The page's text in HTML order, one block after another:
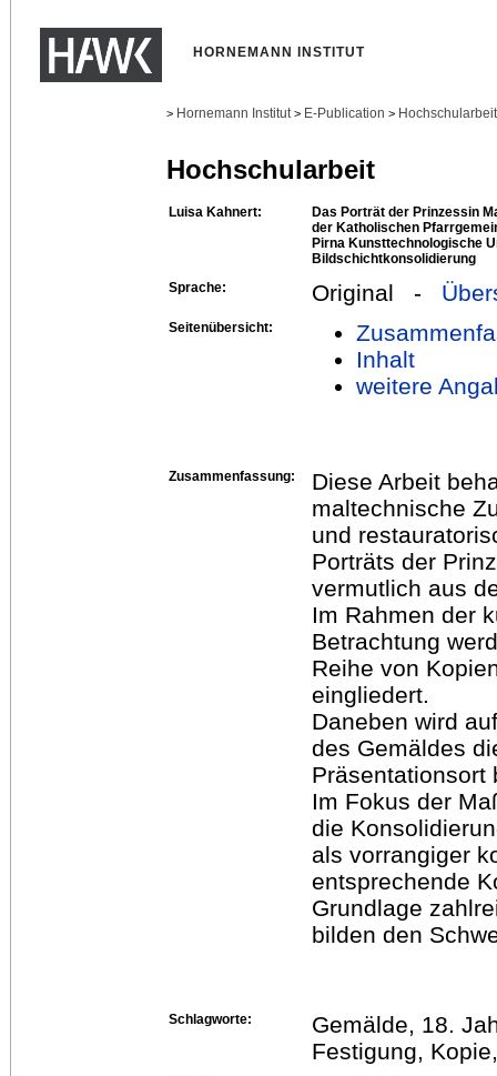
HORNEMANN INSTITUT
> Hornemann Institut > E-Publication >
Hochschularbeit
Luisa Kahnert:
Das Porträt der Prinzessin
der Katholischen
Pirna Kunsttechnologische
Bildschichtkonsolidierung
Sprache:
Original -
Seitenübersicht:
Inhalt
weitere
Zusammenfassung:
Diese Arbeit
maltechnische
und
Porträts der
vermutlich aus
Im Rahmen der
Betrachtung
Reihe von
eingliedert.
Daneben wird
des Gemäldes
Präsentationsort
Im Fokus der
die
als vorrangiger
entsprechende
Grundlage
bilden den
Schlagworte:
Gemälde, 18.
Festigung,